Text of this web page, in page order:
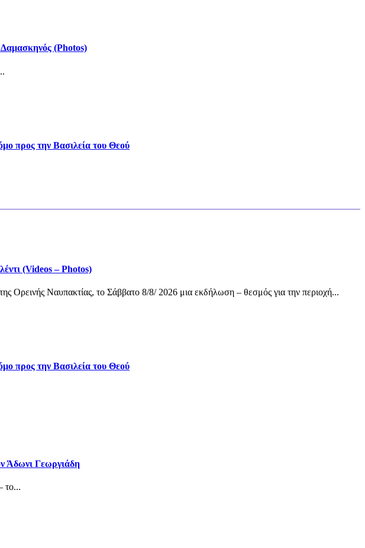
(Photos)
προς την Βασιλεία του Θεού
(Videos – Photos)
Ορεινής Ναυπακτίας, το Σάββατο 8/8/ 2026 μια εκδήλωση – θεσμός για την περιοχή...
προς την Βασιλεία του Θεού
Άδωνι Γεωργιάδη
το...